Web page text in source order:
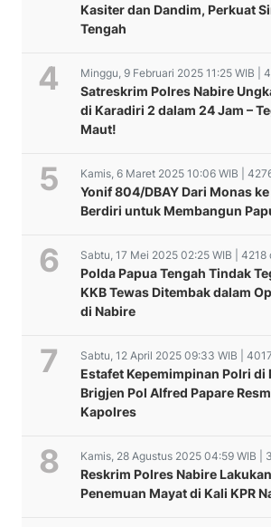
Kasiter dan Dandim, Perkuat
Tengah
Minggu, 9 Februari 2025 11:25 WIB |
Satreskrim Polres Nabire
di Karadiri 2 dalam 24 Jam –
Maut!
Kamis, 6 Maret 2025 10:06 WIB |
Yonif 804/DBAY Dari Monas
Berdiri untuk Membangun
Sabtu, 17 Mei 2025 02:25 WIB | 4218
Polda Papua Tengah Tindak
KKB Tewas Ditembak dalam
di Nabire
Sabtu, 12 April 2025 09:33 WIB |
Estafet Kepemimpinan Polri di
Brigjen Pol Alfred Papare
Kapolres
Kamis, 28 Agustus 2025 04:59 WIB |
Reskrim Polres Nabire
Penemuan Mayat di Kali KPR